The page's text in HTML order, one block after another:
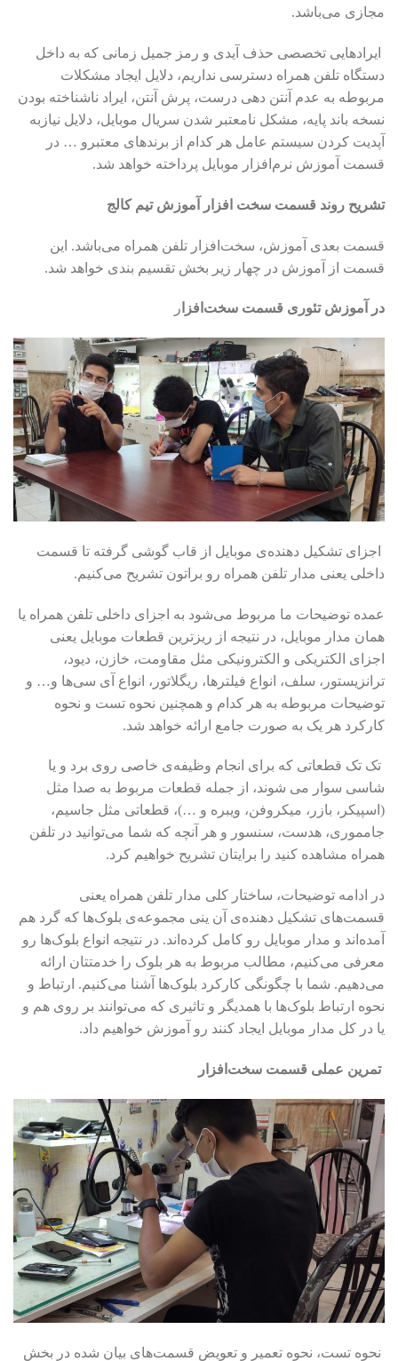
مجازی می‌باشد.
ایرادهایی تخصصی حذف آیدی و رمز جمیل زمانی که به داخل
دستگاه تلفن همراه دسترسی نداریم، دلایل ایجاد مشکلات
مربوطه به عدم آنتن دهی درست، پرش آنتن، ایراد ناشناخته بودن
نسخه باند پایه، مشکل نامعتبر شدن سریال موبایل، دلایل نیازبه
آپدیت کردن سیستم عامل‌ هر کدام از برندهای معتبرو … در
قسمت آموزش نرم‌افزار موبایل پرداخته خواهد شد.
تشریح روند قسمت سخت افزار آموزش تیم کالج
قسمت بعدی آموزش، سخت‌افزار تلفن همراه می‌باشد. این
قسمت از آموزش در چهار زیر بخش تقسیم بندی خواهد شد.
در آموزش تئوری قسمت سخت‌افزا ر
اجزای تشکیل دهنده‌ی موبایل از قاب گوشی گرفته تا قسمت
داخلی یعنی مدار تلفن همراه رو براتون تشریح می‌کنیم.
عمده توضیحات ما مربوط می‌شود به اجزای داخلی تلفن همراه یا
همان مدار موبایل، در نتیجه از ریزترین قطعات موبایل یعنی
اجزای الکتریکی و الکترونیکی مثل مقاومت، خازن، دیود،
ترانزیستور، سلف، انواع فیلترها، ریگلاتور، انواع آی سی‌‌ها و… و
توضیحات مربوطه به هر کدام و همچنین نحوه تست و نحوه
کارکرد هر یک به صورت جامع ارائه خواهد شد.
تک تک قطعاتی که برای انجام وظیفه‌ی خاصی روی برد و یا
شاسی سوار می شوند، از جمله قطعات مربوط به صدا مثل
(اسپیکر، بازر، میکروفن، ویبره و …)، قطعاتی مثل جاسیم،
جامموری، هدست، سنسور و هر آنچه که شما می‌توانید در تلفن
همراه مشاهده کنید را برایتان تشریح خواهیم کرد.
در ادامه توضیحات، ساختار کلی مدار تلفن همراه یعنی
قسمت‌های تشکیل دهنده‌ی آن ینی مجموعه‌ی بلوک‌ها که گرد هم
آمده‌اند و مدار موبایل رو کامل کرده‌اند. در نتیجه انواع بلوک‌ها رو
معرفی می‌کنیم، مطالب مربوط به هر بلوک را خدمتتان ارائه
می‌دهیم. شما با چگونگی کارکرد بلوک‌ها آشنا می‌کنیم. ارتباط و
نحوه ارتباط بلوک‌ها با همدیگر و تاثیری که می‌توانند بر روی هم و
یا در کل مدار موبایل ایجاد کنند رو آموزش خواهیم داد.
تمرین عملی قسمت سخت‌افزار
نحوه تست، نحوه تعمیر و تعویض قسمت‌های بیان شده در بخش